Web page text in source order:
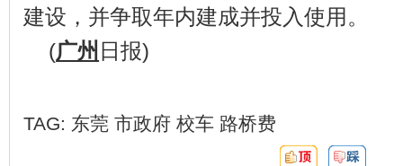
建设，并争取年内建成并投入使用。
(广州 日报)
TAG: 东莞 市政府 校车 路桥费
頂:
踩: